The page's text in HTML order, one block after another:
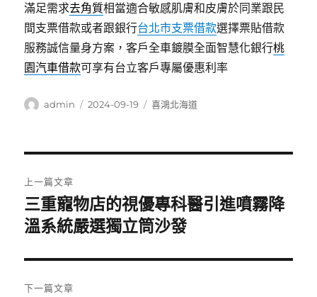
滿足需求去角質相當適合敏感肌膚和皮膚於同業跟民
間支票借款或者跟銀行台北市支票借款選擇票貼借款
服務誠信量身方案，客戶全車鍍膜全面智慧化銀行桃
園汽車借款可享有台立客戶專屬優惠利率
作
admin
發
2024-09-19
分
喜鴻北海道
章
導
覽
上一篇文章
上
一
文
章:
三重寵物店的視優專科醫引進噴霧降
溫系統嚴選獨立筒沙發
下一篇文章